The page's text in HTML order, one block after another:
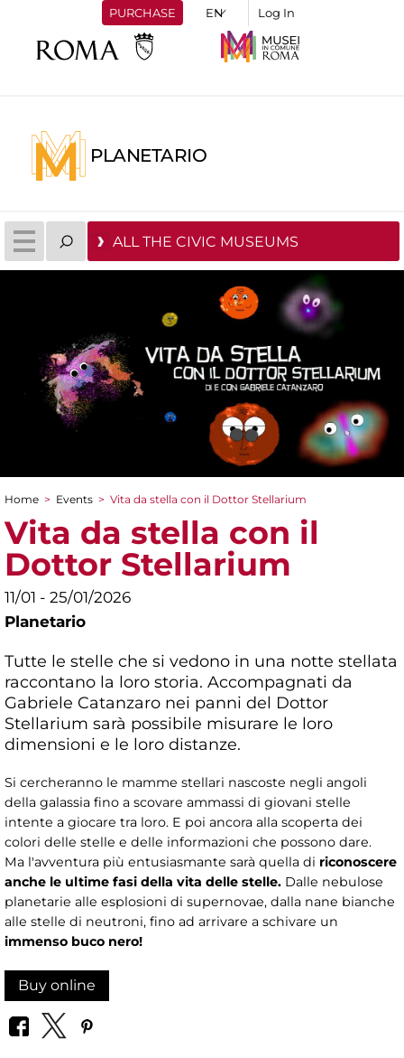
PURCHASE Log In
PLANETARIO
ALL THE CIVIC MUSEUMS
You are here
Home > Events > Vita da stella con il Dottor Stellarium
Vita da stella con il
Dottor Stellarium
11/01 - 25/01/2026
Planetario
Tutte le stelle che si vedono in una notte stellata
raccontano la loro storia. Accompagnati da
Gabriele Catanzaro nei panni del Dottor
Stellarium sarà possibile misurare le loro
dimensioni e le loro distanze.
Si cercheranno le mamme stellari nascoste negli angoli
della galassia fino a scovare ammassi di giovani stelle
intente a giocare tra loro. E poi ancora alla scoperta dei
colori delle stelle e delle informazioni che possono dare.
Ma l'avventura più entusiasmante sarà quella di riconoscere
anche le ultime fasi della vita delle stelle. Dalle nebulose
planetarie alle esplosioni di supernovae, dalla nane bianche
alle stelle di neutroni, fino ad arrivare a schivare un
immenso buco nero!
Buy online